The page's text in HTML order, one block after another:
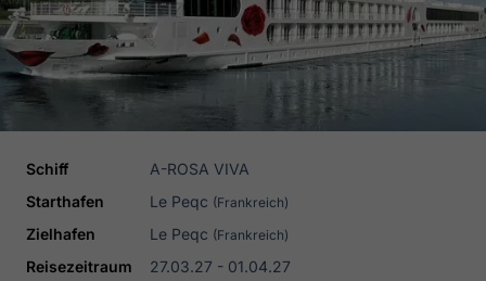
Schiff
A-ROSA VIVA
Starthafen
Le Peqc (Frankreich)
Zielhafen Le Peqc (Frankreich)
Reisezeitraum 27.03.27 - 01.04.27